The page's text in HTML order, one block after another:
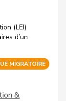
(LEI)
d’un
MIGRATOIRE
&